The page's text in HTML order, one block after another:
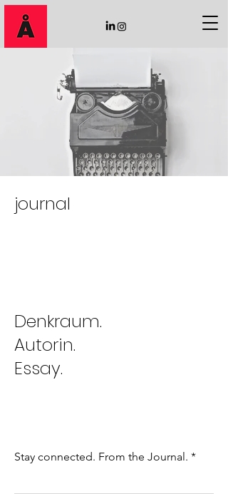
journal
Denkraum.
Autorin.
Essay.
Stay connected. From the Journal.